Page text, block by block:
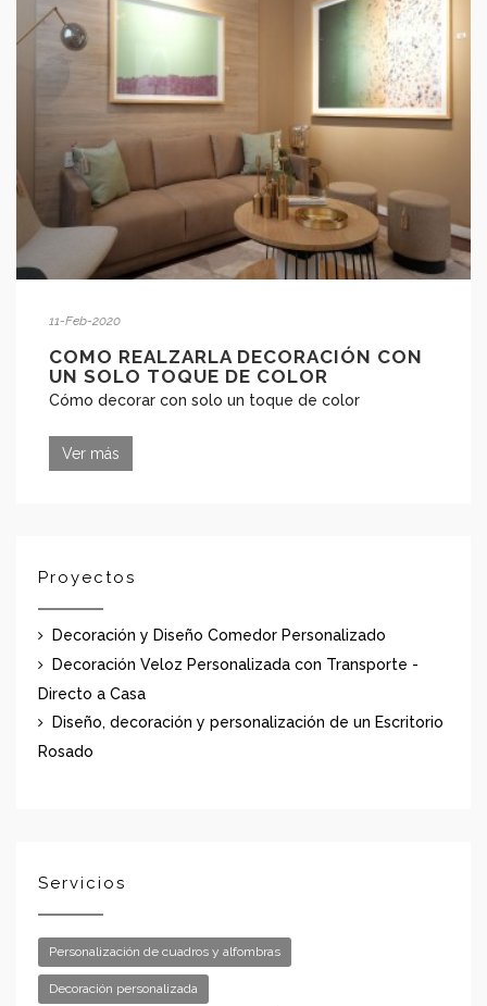
11-Feb-2020
COMO REALZARLA DECORACIÓN CON
UN SOLO TOQUE DE COLOR
Cómo decorar con solo un toque de color
Ver más
Proyectos
Decoración y Diseño Comedor Personalizado
Decoración Veloz Personalizada con Transporte -
Directo a Casa
Diseño, decoración y personalización de un Escritorio
Rosado
Servicios
Personalización de cuadros y alfombras
Decoración personalizada